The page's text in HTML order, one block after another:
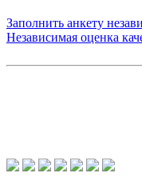
Заполнить анкету
Независимая оценка